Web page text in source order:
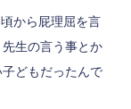
から屁理屈を言
生の言う事とか
どもだったんで